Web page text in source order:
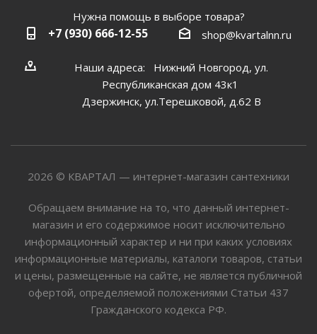
Нужна помощь в выборе товара?
+7 (930) 666-12-55 shop@kvartalnn.ru
Наши адреса: Нижний Новгород, ул.
Республиканская дом 43к1
Дзержинск, ул.Терешковой, д.62 В
2026 © КВАРТАЛ — интернет-магазин сантехники
Обращаем внимание на то, что данный интернет-
магазин и его содержимое носит исключительно
информационный характер и ни при каких условиях
информационные материалы, каталоги товаров, статьи
и цены, размещенные на сайте, не является публичной
офертой, определяемой положениями Статьи 437
Гражданского кодекса РФ.